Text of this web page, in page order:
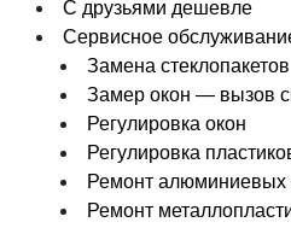
С друзьями дешевле
Сервисное
Замена стеклопакетов
Замер окон — вызов
Регулировка окон
Регулировка
Ремонт алюминиевых
Ремонт